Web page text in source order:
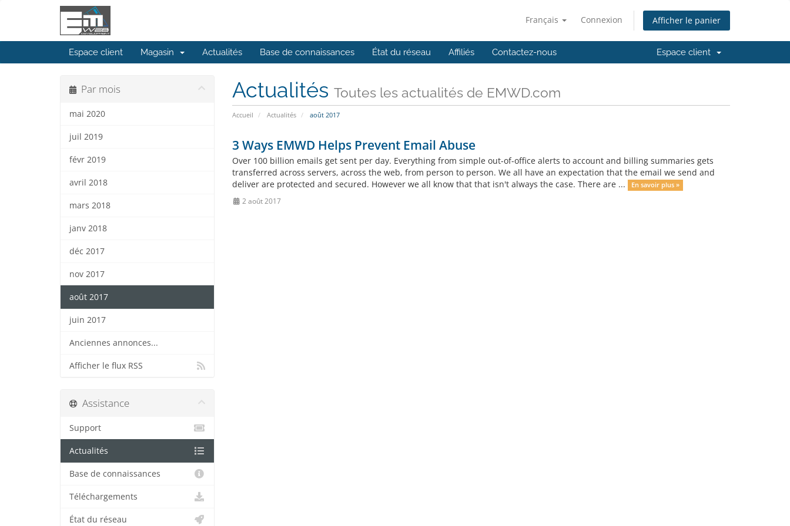
Français Connexion Afficher le panier
Espace client Magasin Actualités Base de connaissances État du réseau Affiliés Contactez-nous Espace client
Actualités Toutes les actualités de EMWD.com
Accueil Actualités août 2017
Par mois
mai 2020
juil 2019
févr 2019
avril 2018
mars 2018
janv 2018
déc 2017
nov 2017
août 2017
juin 2017
Anciennes annonces...
Afficher le flux RSS
3 Ways EMWD Helps Prevent Email Abuse
Over 100 billion emails get sent per day. Everything from simple out-of-office alerts to account and billing summaries gets
transferred across servers, across the web, from person to person. We all have an expectation that the email we send and
deliver are protected and secured. However we all know that that isn't always the case. There are ...
En savoir plus »
2 août 2017
Assistance
Support
Actualités
Base de connaissances
Téléchargements
État du réseau